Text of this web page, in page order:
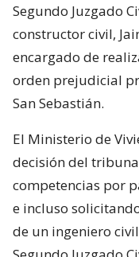
Segundo Juzgado
constructor civil,
encargado de
orden prejudicial
San Sebastián.
El Ministerio de
decisión del
competencias por
e incluso
de un ingeniero